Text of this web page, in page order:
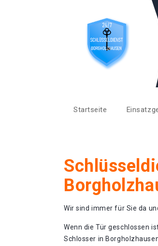
Startseite
Wir sind immer für Sie da
Wenn die Tür geschlossen
Schlosser in